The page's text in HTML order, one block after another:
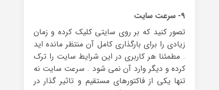
۹- سرعت سایت
تصور کنید که بر روی سایتی کلیک کرده و زمان
زیادی را برای بارگذاری کامل آن منتظر مانده اید
. مطمئنا هر کاربری در این شرایط سایت را ترک
کرده و دیگر وارد آن نمی شود . سرعت سایت نه
تنها یکی از فاکتورهای مستقیم و تاثیر گذار در